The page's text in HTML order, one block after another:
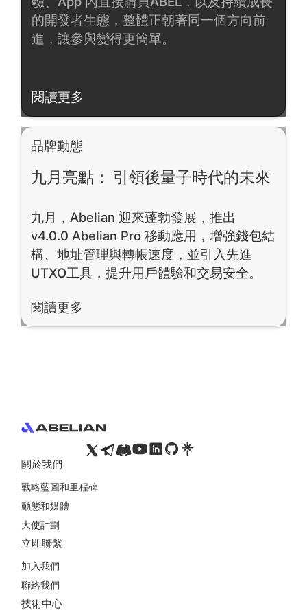
的開發者生態，整體正朝著同一個方向前
進，讓參與變得更簡單。
閱讀更多
閱讀更多
品牌動態
九月亮點： 引領後量子時代的未來
九月，Abelian 迎來蓬勃發展，推出
v4.0.0 Abelian Pro 移動應用，增強錢包結
構、地址管理與轉帳速度，並引入先進
UTXO工具，提升用戶體驗和交易安全。
閱讀更多
閱讀更多
關於我們
戰略藍圖和里程碑
動態和媒體
大使計劃
立即聯繫
加入我們
聯絡我們
技術中心